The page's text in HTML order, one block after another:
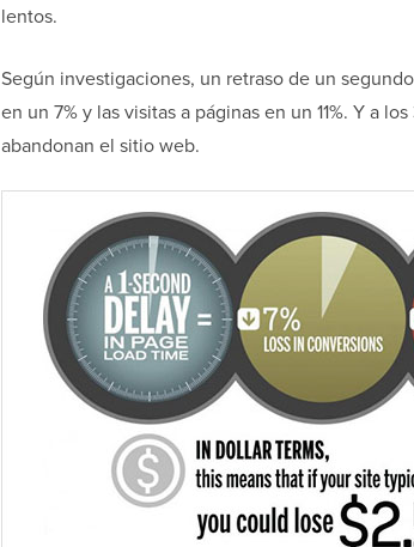
lentos.
Según investigaciones, un retraso de un
en un 7% y las visitas a páginas en un 11%. Y a
abandonan el sitio web.